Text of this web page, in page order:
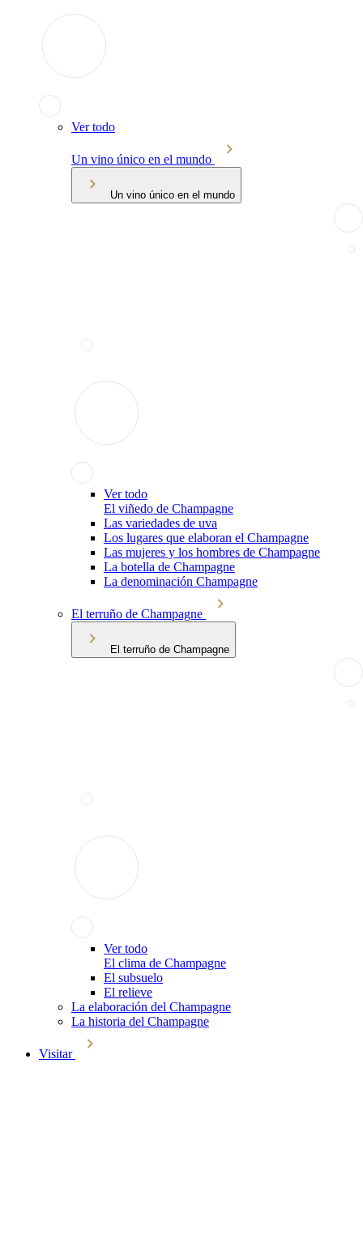
Ver todo
Un vino único en el mundo
Un vino único en el mundo
Ver todo
El viñedo de Champagne
Las variedades de uva
Los lugares que elaboran el Champagne
Las mujeres y los hombres de Champagne
La botella de Champagne
La denominación Champagne
El terruño de Champagne
El terruño de Champagne
Ver todo
El clima de Champagne
El subsuelo
El relieve
La elaboración del Champagne
La historia del Champagne
Visitar